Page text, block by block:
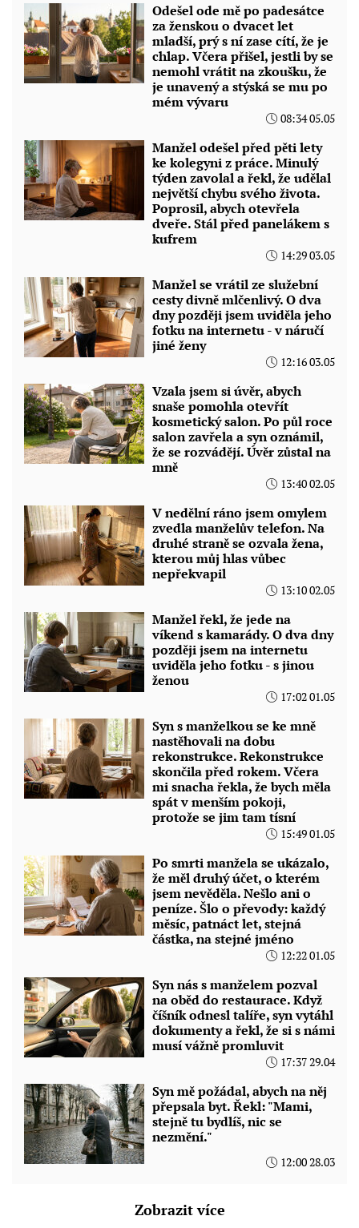
Odešel ode mě po padesátce
za ženskou o dvacet let
mladší, prý s ní zase cítí, že je
chlap. Včera přišel, jestli by se
nemohl vrátit na zkoušku, že
je unavený a stýská se mu po
mém vývaru
08:34 05.05
Manžel odešel před pěti lety
ke kolegyni z práce. Minulý
týden zavolal a řekl, že udělal
největší chybu svého života.
Poprosil, abych otevřela
dveře. Stál před panelákem s
kufrem
14:29 03.05
Manžel se vrátil ze služební
cesty divně mlčenlivý. O dva
dny později jsem uviděla jeho
fotku na internetu - v náručí
jiné ženy
12:16 03.05
Vzala jsem si úvěr, abych
snaše pomohla otevřít
kosmetický salon. Po půl roce
salon zavřela a syn oznámil,
že se rozvádějí. Úvěr zůstal na
mně
13:40 02.05
V nedělní ráno jsem omylem
zvedla manželův telefon. Na
druhé straně se ozvala žena,
kterou můj hlas vůbec
nepřekvapil
13:10 02.05
Manžel řekl, že jede na
víkend s kamarády. O dva dny
později jsem na internetu
uviděla jeho fotku - s jinou
ženou
17:02 01.05
Syn s manželkou se ke mně
nastěhovali na dobu
rekonstrukce. Rekonstrukce
skončila před rokem. Včera
mi snacha řekla, že bych měla
spát v menším pokoji,
protože se jim tam tísní
15:49 01.05
Po smrti manžela se ukázalo,
že měl druhý účet, o kterém
jsem nevěděla. Nešlo ani o
peníze. Šlo o převody: každý
měsíc, patnáct let, stejná
částka, na stejné jméno
12:22 01.05
Syn nás s manželem pozval
na oběd do restaurace. Když
číšník odnesl talíře, syn vytáhl
dokumenty a řekl, že si s námi
musí vážně promluvit
17:37 29.04
Syn mě požádal, abych na něj
přepsala byt. Řekl: "Mami,
stejně tu bydlíš, nic se
nezmění."
12:00 28.03
Zobrazit více